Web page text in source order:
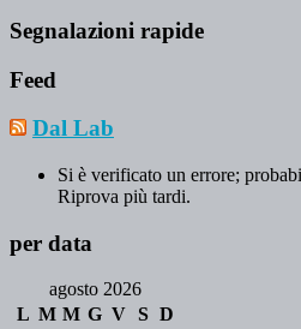
Segnalazioni rapide
Feed
Dal Lab
Si è verificato un errore;
Riprova più tardi.
per data
agosto 2026
L M M G V S D